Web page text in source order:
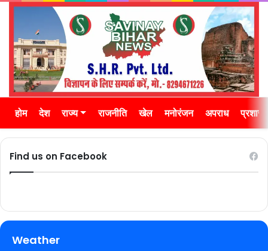
होम देश राज्य राजनीति खेल मनोरंजन अपराध
Find us on Facebook
Weather